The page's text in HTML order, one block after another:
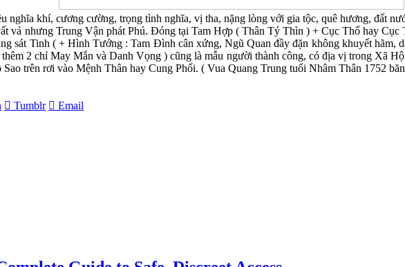
nghĩa khí, cương cường, trọng tình nghĩa, vị tha, nặng lòng với gia tộc, quê hương, đất
vả nhưng Trung Vận phát Phú. Đóng tại Tam Hợp ( Thân Tý Thìn ) + Cục Thổ hay
sát Tinh ( + Hình Tướng : Tam Đình cân xứng, Ngũ Quan đầy đặn không khuyết
2 chỉ May Mắn và Danh Vọng ) cũng là mẫu người thành công, có địa vị trong Xã
trên rơi vào Mệnh Thân hay Cung Phối. ( Vua Quang Trung tuổi Nhâm Thân 1752
Tumblr Email